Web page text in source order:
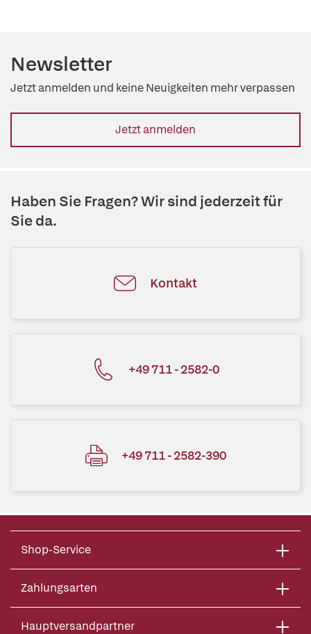
Newsletter
Jetzt anmelden und keine Neuigkeiten mehr verpassen
Jetzt anmelden
Haben Sie Fragen? Wir sind jederzeit für
Sie da.
Kontakt
+49 711 - 2582-0
+49 711 - 2582-390
Shop-Service
Zahlungsarten
Hauptversandpartner